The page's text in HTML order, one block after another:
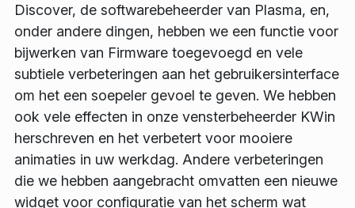
Discover, de softwarebeheerder van Plasma, en,
onder andere dingen, hebben we een functie voor
bijwerken van Firmware toegevoegd en vele
subtiele verbeteringen aan het gebruikersinterface
om het een soepeler gevoel te geven. We hebben
ook vele effecten in onze vensterbeheerder KWin
herschreven en het verbetert voor mooiere
animaties in uw werkdag. Andere verbeteringen
die we hebben aangebracht omvatten een nieuwe
widget voor configuratie van het scherm wat